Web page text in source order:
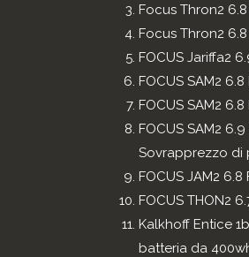
Focus Thron2
Focus Thron2
FOCUS Jariffa2
FOCUS SAM2
FOCUS SAM2
FOCUS SAM2
Sovrapprezzo di
FOCUS JAM2
FOCUS THON2
Kalkhoff Entice
batteria da